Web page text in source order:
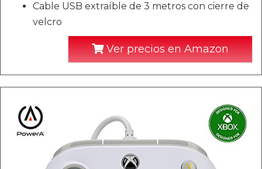
Cable USB extraíble de 3 metros con cierre de
velcro
Ver precios en Amazon